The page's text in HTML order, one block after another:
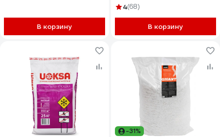
по 3 кг магрефит-3
В корзину
STD_MSK_00040
4(68)
В корзину
-31%